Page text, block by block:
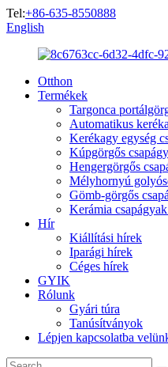
Tel:+86-635-8550888
English
Otthon
Termékek
Targonca
Automatikus
Kerékagy egység
Kúpgörgős
Hengergörgős
Mélyhornyú
Gömb-görgős
Kerámia
Hír
Kiállítási hírek
Iparági hírek
Céges hírek
GYIK
Rólunk
Gyári túra
Tanúsítványok
Lépjen kapcsolatba